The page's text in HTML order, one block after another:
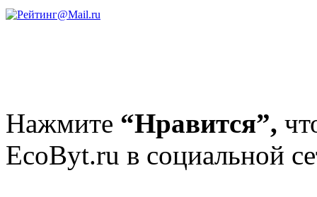
Нажмите “Нравится”,
EcoByt.ru в социальной